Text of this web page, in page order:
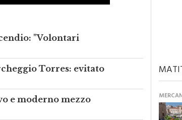
"Volontari
Torres: evitato
e moderno mezzo